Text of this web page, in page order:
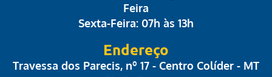
Feira
Sexta-Feira: 07h às 13h
Endereço
Travessa dos Parecis, nº 17 - Centro Colíder - MT